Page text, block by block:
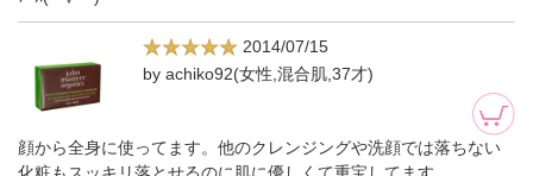
2014/07/15
by achiko92(女性,混合肌,37才)
顔から全身に使ってます。他のクレンジングや洗顔では落ちない